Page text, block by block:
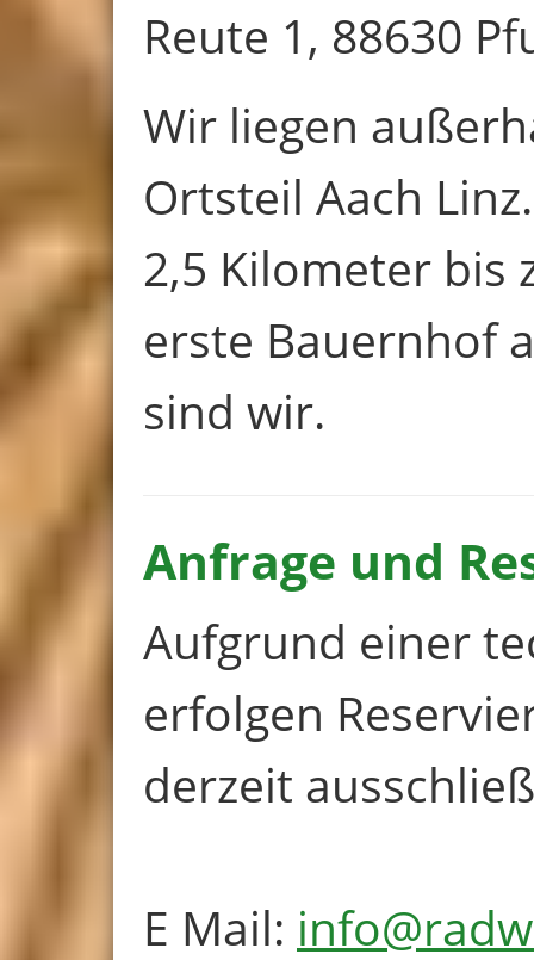
Reute 1, 88630
Wir liegen
Ortsteil Aach
2,5 Kilometer bis
erste Bauernhof
sind wir.
Anfrage und
Aufgrund einer
erfolgen
derzeit
E Mail: